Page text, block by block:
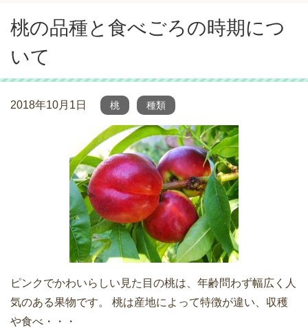
桃の品種と食べごろの時期につ
いて
2018年10月1日 桃 種類
ピンクでかわいらしい見た目の桃は、年齢問わず幅広く人
気のある果物です。 桃は産地によって特徴が違い、収穫
や食べ・・・